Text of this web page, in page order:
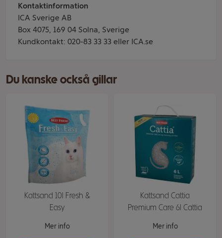
Kontaktinformation
ICA Sverige AB
Box 4075, 169 04 Solna, Sverige
Kundkontakt: 020-83 33 33 eller ICA.se
Du kanske också gillar
Kattsand 10l Fresh &
Easy
Mer info
Kattsand Cattia
Premium Care 6l Cattia
Mer info